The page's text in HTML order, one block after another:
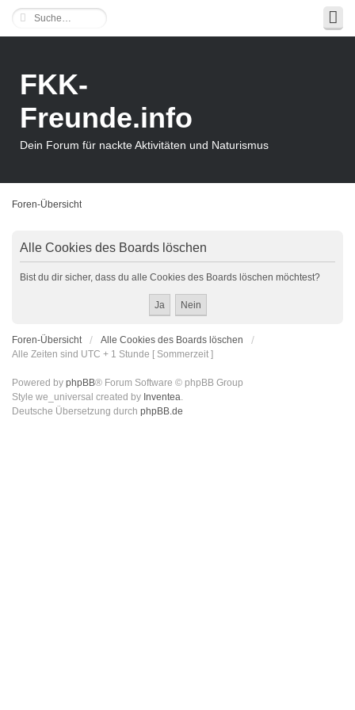
FKK-
Freunde.info
Dein Forum für nackte Aktivitäten und Naturismus
Foren-Übersicht
Alle Cookies des Boards löschen
Bist du dir sicher, dass du alle Cookies des Boards löschen möchtest?
Foren-Übersicht
Alle Cookies des Boards löschen
Alle Zeiten sind UTC + 1 Stunde [ Sommerzeit ]
Powered by phpBB® Forum Software © phpBB Group
Style we_universal created by Inventea.
Deutsche Übersetzung durch phpBB.de